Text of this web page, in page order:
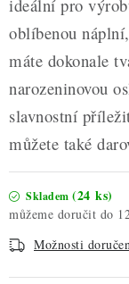
ideální pro
oblíbenou
máte dokonale
narozeninovou
slavnostní
můžete také
Skladem (24 ks)
Možnosti